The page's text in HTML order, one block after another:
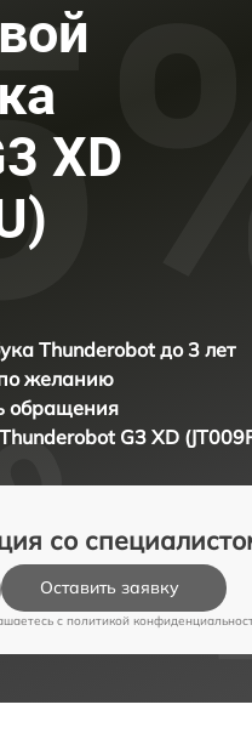
XD
Thunderobot до 3 лет
желанию
обращения
Thunderobot G3 XD
со
Оставить заявку
c политикой